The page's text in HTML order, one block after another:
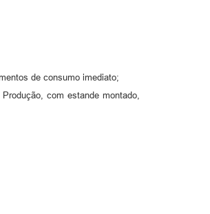
de consumo imediato;
com estande montado,